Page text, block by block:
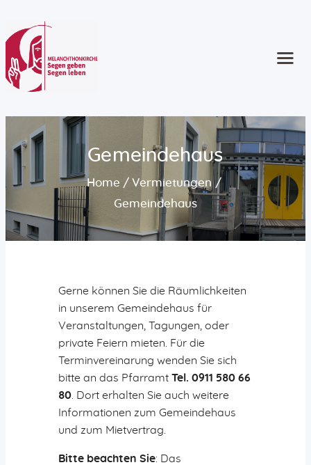
Gemeindehaus
Home
Vermietungen
Gemeindehaus
Start
Gottesdienste
Angebote
Kinder und Familie
Jugend
Erwachsene
Ältere Menschen
Konzerte und Musik
Taufe | Trauung | Bestattung
Aktiv gegen Missbrauch
Predigten
Podcast-Tipps
Radioandachten
Aktuelles
Neuigkeiten
Gemeindebrief
Gerne können Sie die Räumlichkeiten
in unserem Gemeindehaus für
Veranstaltungen, Tagungen, oder
private Feiern mieten. Für die
Terminvereinarung wenden Sie sich
bitte an das PfarramtTel. 0911 580 66
80. Dort erhalten Sie auch weitere
Informationen zum Gemeindehaus
und zum Mietvertrag.
Bitte beachten Sie: Das